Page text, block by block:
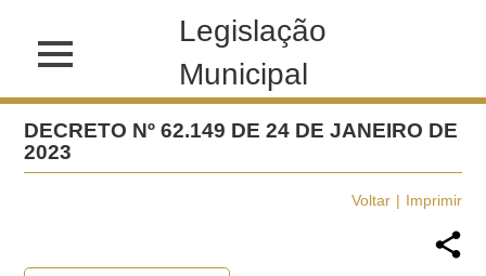
Legislação
Municipal
DECRETO Nº 62.149 DE 24 DE JANEIRO DE
2023
Voltar Imprimir